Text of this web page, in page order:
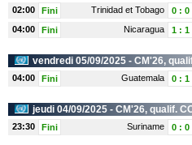
02:00
Fini Trinidad et Tobago 0 : 0
04:00
Fini Nicaragua 1 : 1
vendredi 05/09/2025 - CM'26,
04:00 Fini Guatemala 0 : 1
jeudi 04/09/2025 - CM'26, qualif.
23:30 Fini Suriname 0 : 0